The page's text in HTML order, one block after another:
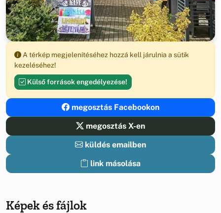
A térkép megjelenítéséhez hozzá kell járulnia a sütik
kezeléséhez!
Külső források engedélyezése!
megosztás Facebookon
megosztás X-en
küldés emailben
link másolása
Képek és fájlok